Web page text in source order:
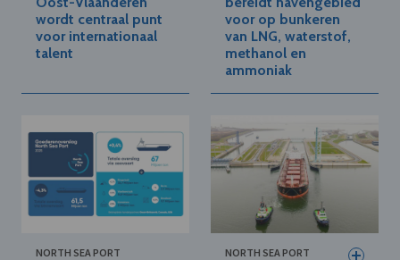
wordt centraal punt
voor internationaal
talent
voor op bunkeren
van LNG, waterstof,
methanol en
ammoniak
NORTH SEA PORT NORTH SEA PORT